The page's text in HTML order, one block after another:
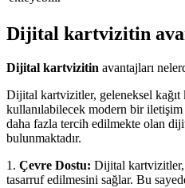
Dijital kartvizitin
Dijital kartvizitin avantajları
Dijital kartvizitler, geleneksel
kullanılabilecek modern bir iletişim
daha fazla tercih edilmekte olan
bulunmaktadır.
1. Çevre Dostu: Dijital kartvizitler,
tasarruf edilmesini sağlar. Bu